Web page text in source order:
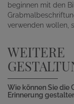
beginnen mit den
verwenden wollen,
WEITERE
Wie können Sie die
Erinnerung